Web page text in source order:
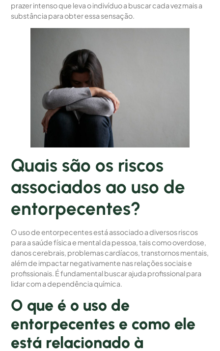
prazer intenso que leva o indivíduo a buscar cada vez mais a
substância para obter essa sensação.
Quais são os riscos
associados ao uso de
entorpecentes?
O uso de entorpecentes está associado a diversos riscos
para a saúde física e mental da pessoa, tais como overdose,
danos cerebrais, problemas cardíacos, transtornos mentais,
além de impactar negativamente nas relações sociais e
profissionais. É fundamental buscar ajuda profissional para
lidar com a dependência química.
O que é o uso de
entorpecentes e como ele
está relacionado à